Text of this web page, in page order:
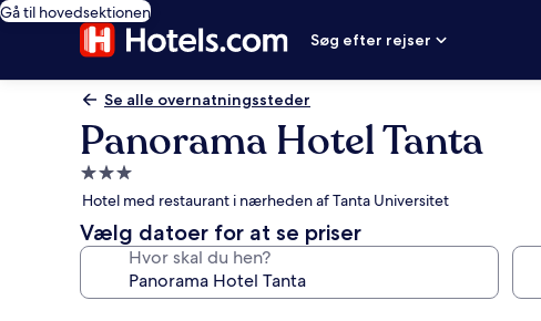
Gå til hovedsektionen
Søg efter rejser
Se alle overnatningssteder
Panorama Hotel Tanta
3.0-
stjernet
overnatningssted
Hotel med restaurant i nærheden af Tanta Universitet
Vælg datoer for at se priser
Hvor skal du hen?